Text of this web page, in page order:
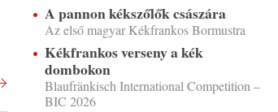
A pannon kékszőlők császára
Az első magyar Kékfrankos Bormustra
Kékfrankos verseny a kék
dombokon
Blaufränkisch International Competition –
BIC 2026